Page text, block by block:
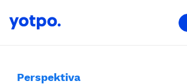
Perspektiva